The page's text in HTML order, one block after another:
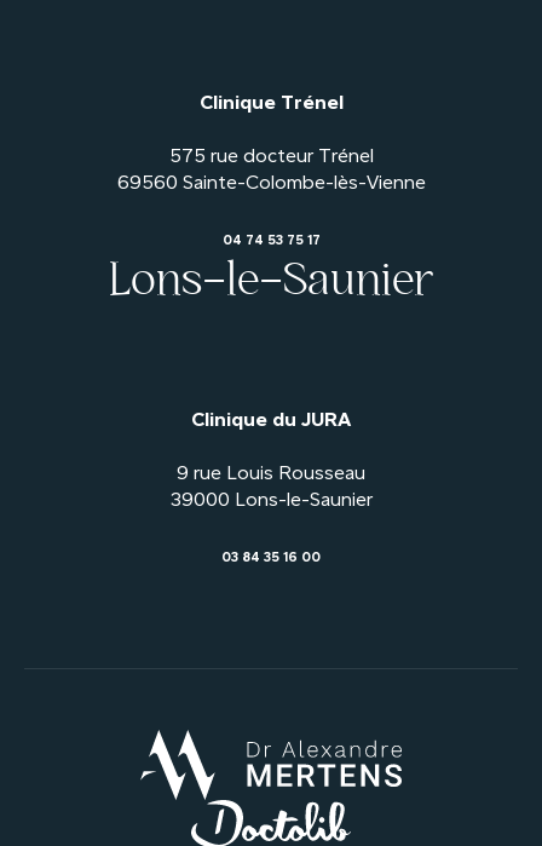
Clinique Trénel
575 rue docteur Trénel
69560 Sainte-Colombe-lès-Vienne
04 74 53 75 17
Lons-le-Saunier
Clinique du JURA
9 rue Louis Rousseau
39000 Lons-le-Saunier
03 84 35 16 00